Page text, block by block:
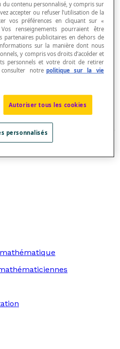
.
latex] = 81 », le
de 3 élevé à l'exposant
latex] = 5 »,
de 25 élevé à
du contenu personnalisé, y compris sur
accepter ou refuser l’utilisation de la
vos préférences en cliquant sur «
renseignements pourraient être
partenaires publicitaires en dehors de
sur la manière dont nous
y compris vos droits d’accéder et
personnels et votre droit de retirer
notre politique sur la vie
Autoriser tous les cookies
personnalisés